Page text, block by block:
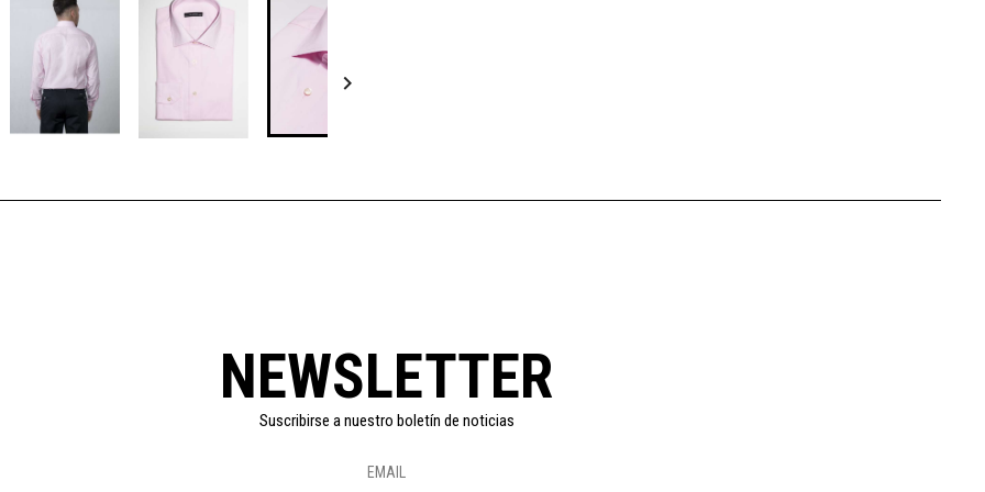

NEWSLETTER
Suscribirse a nuestro boletín de noticias